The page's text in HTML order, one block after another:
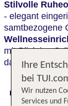
Stilvolle
- elegant
samtbezogene
mit Blick ins
das Hotel zu
Digitaler
Ihre
bei
Wir nutzen
Services und